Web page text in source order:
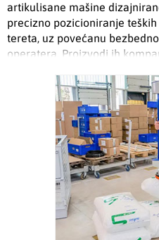
artikulisane mašine
precizno pozicioniranje
tereta, uz povećanu
operatera. Proizvodi ih